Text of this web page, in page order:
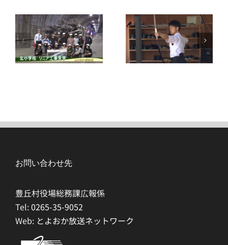
お問い合わせ先
豊丘村役場総務課広報係
Tel:0265-35-9052
Web: とよおか放送ネットワーク